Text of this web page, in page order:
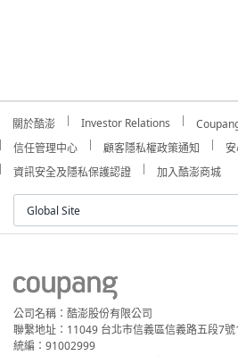
關於酷澎 Investor Relations
信任管理中心
顧客隱私權政策通知
資訊安全及隱私保護認證
加入酷澎商城
Global Site
公司名稱：酷澎股份有限公司
聯繫地址：11049 台北市信義區信義路五段7號
統編：91002999